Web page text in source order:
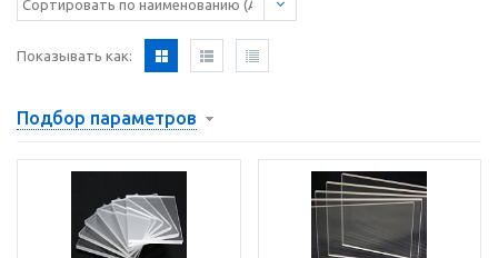
Показывать как:
Подбор параметров